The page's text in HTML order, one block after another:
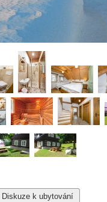
Diskuze k ubytování